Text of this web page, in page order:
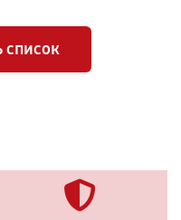
список